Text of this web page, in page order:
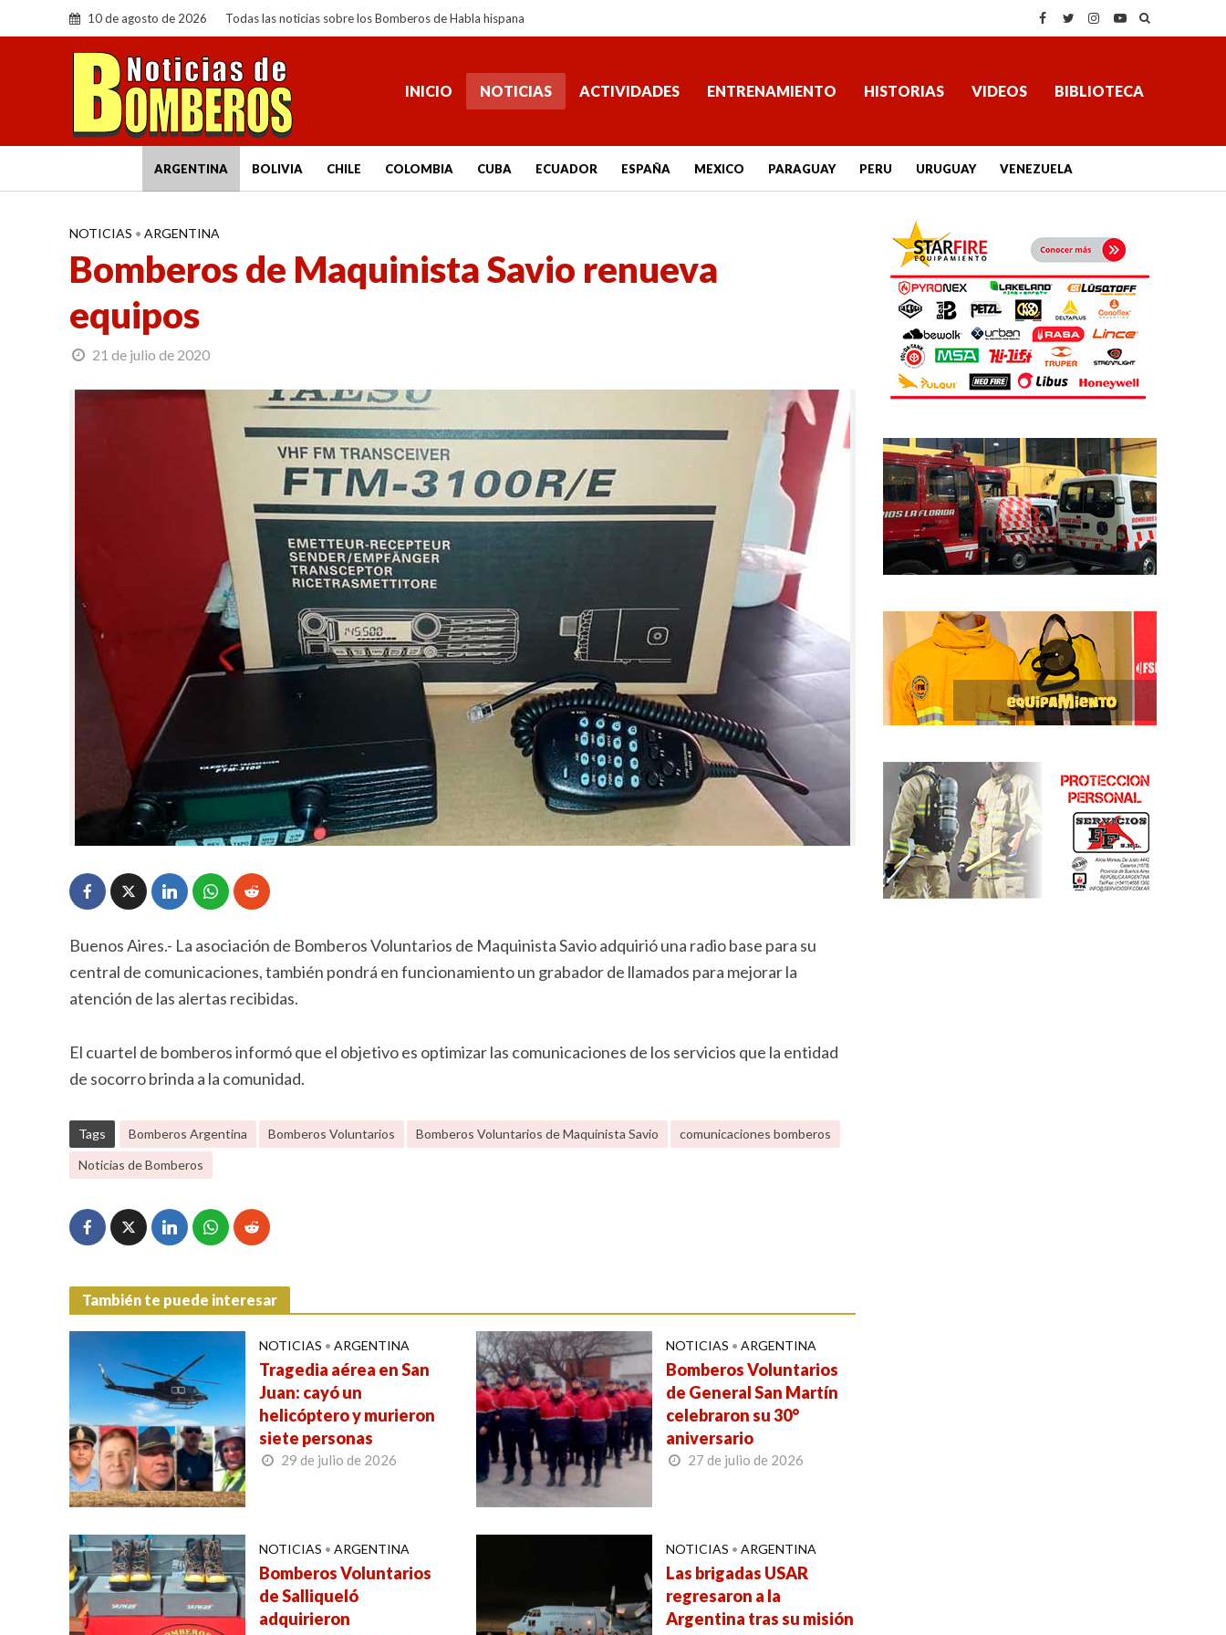
10 de agosto de 2026 Todas las noticias sobre los Bomberos de Habla hispana
INICIO NOTICIAS ACTIVIDADES ENTRENAMIENTO HISTORIAS VIDEOS BIBLIOTECA
ARGENTINA BOLIVIA CHILE COLOMBIA CUBA ECUADOR ESPAÑA MEXICO PARAGUAY PERU URUGUAY VENEZUELA
NOTICIAS • ARGENTINA
Bomberos de Maquinista Savio renueva
equipos
21 de julio de 2020
Buenos Aires.- La asociación de Bomberos Voluntarios de Maquinista Savio adquirió una radio base para su
central de comunicaciones, también pondrá en funcionamiento un grabador de llamados para mejorar la
atención de las alertas recibidas.
El cuartel de bomberos informó que el objetivo es optimizar las comunicaciones de los servicios que la entidad
de socorro brinda a la comunidad.
Tags Bomberos Argentina Bomberos Voluntarios Bomberos Voluntarios de Maquinista Savio
comunicaciones bomberos
Noticias de Bomberos
También te puede interesar
NOTICIAS • ARGENTINA
Tragedia aérea en San
Juan: cayó un
helicóptero y murieron
siete personas
29 de julio de 2026
NOTICIAS • ARGENTINA
Bomberos Voluntarios
de General San Martín
celebraron su 30°
aniversario
27 de julio de 2026
NOTICIAS • ARGENTINA
Bomberos Voluntarios
de Salliqueló
adquirieron
NOTICIAS • ARGENTINA
Las brigadas USAR
regresaron a la
Argentina tras su misión